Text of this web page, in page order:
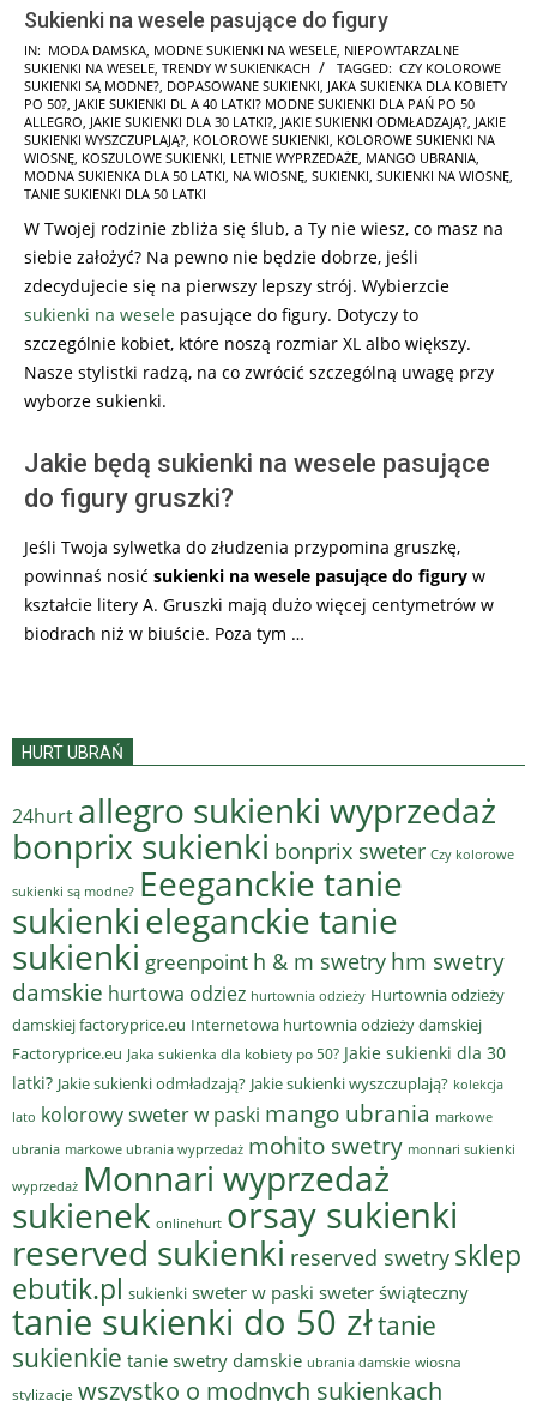
Sukienki na wesele pasujące do figury
2024-
04-
21
IN: MODA DAMSKA, MODNE SUKIENKI NA WESELE, NIEPOWTARZALNE
SUKIENKI NA WESELE, TRENDY W SUKIENKACH TAGGED: CZY KOLOROWE
SUKIENKI SĄ MODNE?, DOPASOWANE SUKIENKI, JAKA SUKIENKA DLA KOBIETY
PO 50?, JAKIE SUKIENKI DL A 40 LATKI? MODNE SUKIENKI DLA PAŃ PO 50
ALLEGRO, JAKIE SUKIENKI DLA 30 LATKI?, JAKIE SUKIENKI ODMŁADZAJĄ?, JAKIE
SUKIENKI WYSZCZUPLAJĄ?, KOLOROWE SUKIENKI, KOLOROWE SUKIENKI NA
WIOSNĘ, KOSZULOWE SUKIENKI, LETNIE WYPRZEDAŻE, MANGO UBRANIA,
MODNA SUKIENKA DLA 50 LATKI, NA WIOSNĘ, SUKIENKI, SUKIENKI NA WIOSNĘ,
TANIE SUKIENKI DLA 50 LATKI
W Twojej rodzinie zbliża się ślub, a Ty nie wiesz, co masz na
siebie założyć? Na pewno nie będzie dobrze, jeśli
zdecydujecie się na pierwszy lepszy strój. Wybierzcie
sukienki na wesele pasujące do figury. Dotyczy to
szczególnie kobiet, które noszą rozmiar XL albo większy.
Nasze stylistki radzą, na co zwrócić szczególną uwagę przy
wyborze sukienki.
Jakie będą sukienki na wesele pasujące
do figury gruszki?
Jeśli Twoja sylwetka do złudzenia przypomina gruszkę,
powinnaś nosić sukienki na wesele pasujące do figury w
kształcie litery A. Gruszki mają dużo więcej centymetrów w
biodrach niż w biuście. Poza tym …
HURT UBRAŃ
24hurt allegro sukienki wyprzedaż
bonprix sukienki bonprix sweter Czy kolorowe
sukienki są modne? Eeeganckie tanie
sukienkieleganckie tanie
sukienki greenpoint h & m swetry hm swetry
damskie hurtowa odziez hurtownia odzieży Hurtownia odzieży
damskiej factoryprice.eu Internetowa hurtownia odzieży damskiej
Factoryprice.eu Jaka sukienka dla kobiety po 50? Jakie sukienki dla 30
latki? Jakie sukienki odmładzają? Jakie sukienki wyszczuplają? kolekcja
lato kolorowy sweter w paski mango ubrania markowe
ubrania markowe ubrania wyprzedaż mohito swetry monnari sukienki
wyprzedaż Monnari wyprzedaż
sukienek onlinehurt orsay sukienki
reserved sukienki reserved swetry sklep
ebutik.pl sukienki sweter w paski sweter świąteczny
tanie sukienki do 50 złtanie
sukienkie tanie swetry damskie ubrania damskie wiosna
stylizacje wszystko o modnych sukienkach